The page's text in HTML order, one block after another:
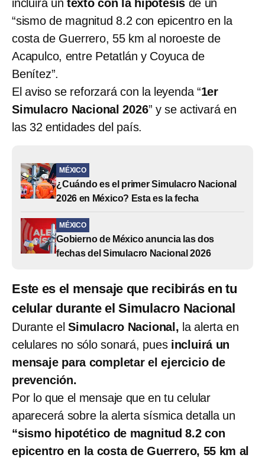
incluirá un texto con la hipótesis de un
“sismo de magnitud 8.2 con epicentro en la
costa de Guerrero, 55 km al noroeste de
Acapulco, entre Petatlán y Coyuca de
Benítez”.
El aviso se reforzará con la leyenda “1er
Simulacro Nacional 2026” y se activará en
las 32 entidades del país.
MÉXICO
¿Cuándo es el primer Simulacro Nacional
2026 en México? Esta es la fecha
MÉXICO
Gobierno de México anuncia las dos
fechas del Simulacro Nacional 2026
Este es el mensaje que recibirás en tu
celular durante el Simulacro Nacional
Durante el Simulacro Nacional, la alerta en
celulares no sólo sonará, pues incluirá un
mensaje para completar el ejercicio de
prevención.
Por lo que el mensaje que en tu celular
aparecerá sobre la alerta sísmica detalla un
“sismo hipotético de magnitud 8.2 con
epicentro en la costa de Guerrero, 55 km al